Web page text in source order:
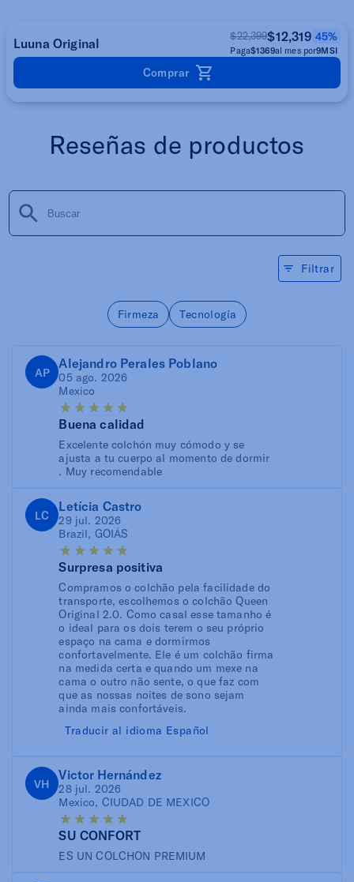
Luuna Original $22,399$12,319 45%
Paga$1369al mes por9MSI
Comprar
Reseñas de productos
Filtrar
Firmeza Tecnología
AP
Alejandro Perales Poblano
05 ago. 2026
Mexico
Buena calidad
Excelente colchón muy cómodo y se
ajusta a tu cuerpo al momento de dormir
. Muy recomendable
LC
Letícia Castro
29 jul. 2026
Brazil, GOIÁS
Surpresa positiva
Compramos o colchão pela facilidade do
transporte, escolhemos o colchão Queen
Original 2.0. Como casal esse tamanho é
o ideal para os dois terem o seu próprio
espaço na cama e dormirmos
confortavelmente. Ele é um colchão firma
na medida certa e quando um mexe na
cama o outro não sente, o que faz com
que as nossas noites de sono sejam
ainda mais confortáveis.
Traducir al idioma Español
VH
Victor Hernández
28 jul. 2026
Mexico, CIUDAD DE MEXICO
SU CONFORT
ES UN COLCHON PREMIUM